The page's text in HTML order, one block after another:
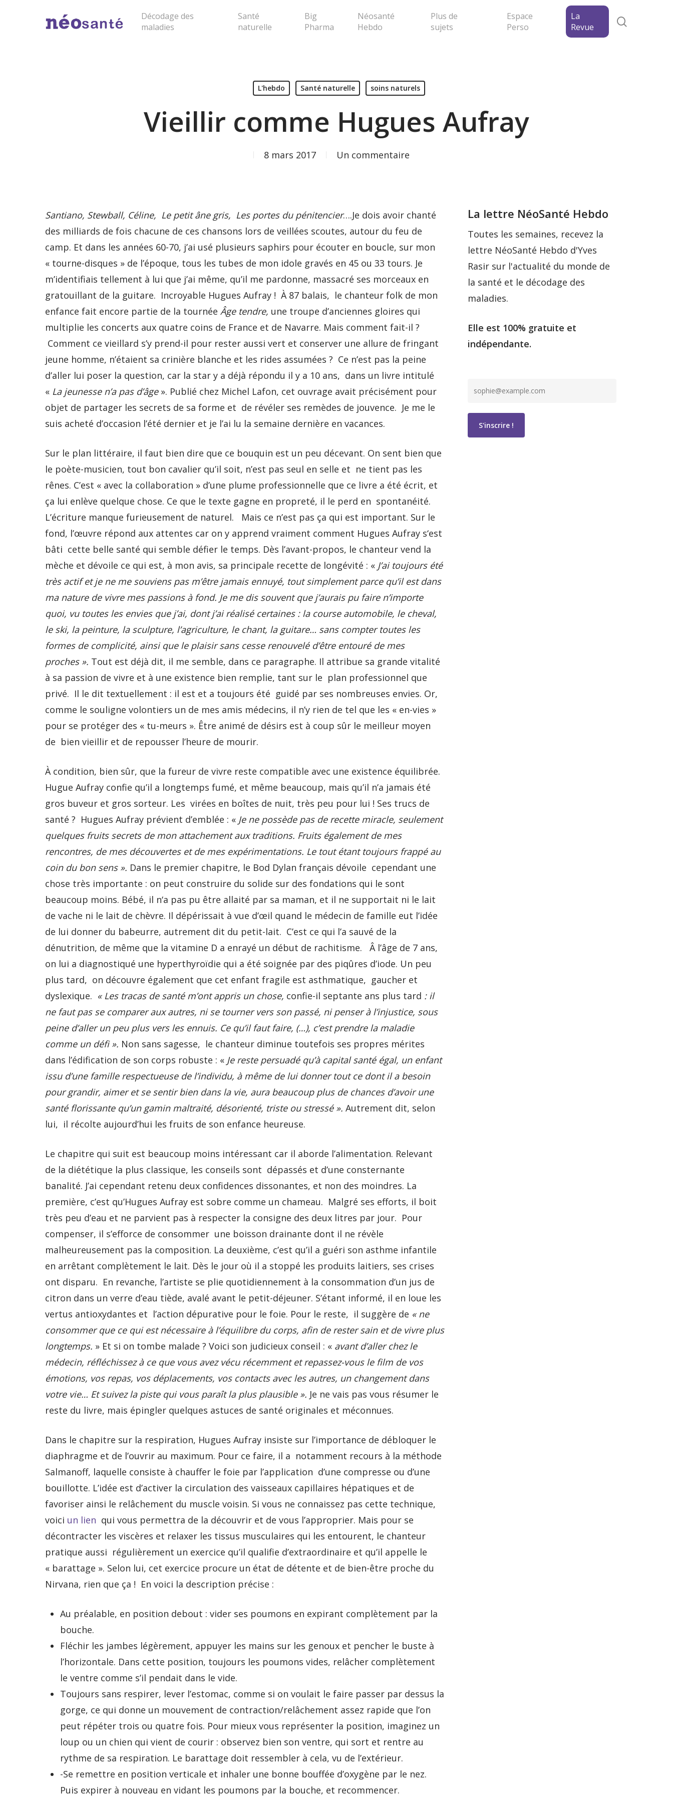
Cliquer sur "entrée" pour lancer la recherche ou Echap pour fermer la popup
Décodage des
maladies
Santé
naturelle
Big
Pharma
Néosanté
Hebdo
Plus de
sujets
Espace
Perso
La
Revue
L'hebdo Santé naturelle soins naturels
Vieillir comme Hugues Aufray
8 mars 2017 Un commentaire
Santiano, Stewball, Céline, Le petit âne gris, Les portes du pénitencier….Je dois avoir chanté
des milliards de fois chacune de ces chansons lors de veillées scoutes, autour du feu de
camp. Et dans les années 60-70, j’ai usé plusieurs saphirs pour écouter en boucle, sur mon
« tourne-disques » de l’époque, tous les tubes de mon idole gravés en 45 ou 33 tours. Je
m’identifiais tellement à lui que j’ai même, qu’il me pardonne, massacré ses morceaux en
gratouillant de la guitare. Incroyable Hugues Aufray ! À 87 balais, le chanteur folk de mon
enfance fait encore partie de la tournée Âge tendre, une troupe d’anciennes gloires qui
multiplie les concerts aux quatre coins de France et de Navarre. Mais comment fait-il ?
Comment ce vieillard s’y prend-il pour rester aussi vert et conserver une allure de fringant
jeune homme, n’étaient sa crinière blanche et les rides assumées ? Ce n’est pas la peine
d’aller lui poser la question, car la star y a déjà répondu il y a 10 ans, dans un livre intitulé
« La jeunesse n’a pas d’âge ». Publié chez Michel Lafon, cet ouvrage avait précisément pour
objet de partager les secrets de sa forme et de révéler ses remèdes de jouvence. Je me le
suis acheté d’occasion l’été dernier et je l’ai lu la semaine dernière en vacances.
Sur le plan littéraire, il faut bien dire que ce bouquin est un peu décevant. On sent bien que
le poète-musicien, tout bon cavalier qu’il soit, n’est pas seul en selle et ne tient pas les
rênes. C’est « avec la collaboration » d’une plume professionnelle que ce livre a été écrit, et
ça lui enlève quelque chose. Ce que le texte gagne en propreté, il le perd en spontanéité.
L’écriture manque furieusement de naturel. Mais ce n’est pas ça qui est important. Sur le
fond, l’œuvre répond aux attentes car on y apprend vraiment comment Hugues Aufray s‘est
bâti cette belle santé qui semble défier le temps. Dès l’avant-propos, le chanteur vend la
mèche et dévoile ce qui est, à mon avis, sa principale recette de longévité : « J’ai toujours été
très actif et je ne me souviens pas m’être jamais ennuyé, tout simplement parce qu’il est dans
ma nature de vivre mes passions à fond. Je me dis souvent que j’aurais pu faire n’importe
quoi, vu toutes les envies que j’ai, dont j’ai réalisé certaines : la course automobile, le cheval,
le ski, la peinture, la sculpture, l’agriculture, le chant, la guitare… sans compter toutes les
formes de complicité, ainsi que le plaisir sans cesse renouvelé d’être entouré de mes
proches ». Tout est déjà dit, il me semble, dans ce paragraphe. Il attribue sa grande vitalité
à sa passion de vivre et à une existence bien remplie, tant sur le plan professionnel que
privé. Il le dit textuellement : il est et a toujours été guidé par ses nombreuses envies. Or,
comme le souligne volontiers un de mes amis médecins, il n’y rien de tel que les « en-vies »
pour se protéger des « tu-meurs ». Être animé de désirs est à coup sûr le meilleur moyen
de bien vieillir et de repousser l’heure de mourir.
À condition, bien sûr, que la fureur de vivre reste compatible avec une existence équilibrée.
Hugue Aufray confie qu’il a longtemps fumé, et même beaucoup, mais qu’il n’a jamais été
gros buveur et gros sorteur. Les virées en boîtes de nuit, très peu pour lui ! Ses trucs de
santé ? Hugues Aufray prévient d’emblée : « Je ne possède pas de recette miracle, seulement
quelques fruits secrets de mon attachement aux traditions. Fruits également de mes
rencontres, de mes découvertes et de mes expérimentations. Le tout étant toujours frappé au
coin du bon sens ». Dans le premier chapitre, le Bod Dylan français dévoile cependant une
chose très importante : on peut construire du solide sur des fondations qui le sont
beaucoup moins. Bébé, il n‘a pas pu être allaité par sa maman, et il ne supportait ni le lait
de vache ni le lait de chèvre. Il dépérissait à vue d’œil quand le médecin de famille eut l’idée
de lui donner du babeurre, autrement dit du petit-lait. C’est ce qui l’a sauvé de la
dénutrition, de même que la vitamine D a enrayé un début de rachitisme. Â l’âge de 7 ans,
on lui a diagnostiqué une hyperthyroïdie qui a été soignée par des piqûres d’iode. Un peu
plus tard, on découvre également que cet enfant fragile est asthmatique, gaucher et
dyslexique. « Les tracas de santé m’ont appris un chose, confie-il septante ans plus tard : il
ne faut pas se comparer aux autres, ni se tourner vers son passé, ni penser à l’injustice, sous
peine d’aller un peu plus vers les ennuis. Ce qu’il faut faire, (…), c’est prendre la maladie
comme un défi ». Non sans sagesse, le chanteur diminue toutefois ses propres mérites
dans l’édification de son corps robuste : « Je reste persuadé qu’à capital santé égal, un enfant
issu d’une famille respectueuse de l’individu, à même de lui donner tout ce dont il a besoin
pour grandir, aimer et se sentir bien dans la vie, aura beaucoup plus de chances d’avoir une
santé florissante qu’un gamin maltraité, désorienté, triste ou stressé ». Autrement dit, selon
lui, il récolte aujourd’hui les fruits de son enfance heureuse.
Le chapitre qui suit est beaucoup moins intéressant car il aborde l’alimentation. Relevant
de la diététique la plus classique, les conseils sont dépassés et d’une consternante
banalité. J’ai cependant retenu deux confidences dissonantes, et non des moindres. La
première, c’est qu’Hugues Aufray est sobre comme un chameau. Malgré ses efforts, il boit
très peu d’eau et ne parvient pas à respecter la consigne des deux litres par jour. Pour
compenser, il s’efforce de consommer une boisson drainante dont il ne révèle
malheureusement pas la composition. La deuxième, c’est qu’il a guéri son asthme infantile
en arrêtant complètement le lait. Dès le jour où il a stoppé les produits laitiers, ses crises
ont disparu. En revanche, l’artiste se plie quotidiennement à la consommation d’un jus de
citron dans un verre d’eau tiède, avalé avant le petit-déjeuner. S’étant informé, il en loue les
vertus antioxydantes et l’action dépurative pour le foie. Pour le reste, il suggère de « ne
consommer que ce qui est nécessaire à l’équilibre du corps, afin de rester sain et de vivre plus
longtemps. » Et si on tombe malade ? Voici son judicieux conseil : « avant d’aller chez le
médecin, réfléchissez à ce que vous avez vécu récemment et repassez-vous le film de vos
émotions, vos repas, vos déplacements, vos contacts avec les autres, un changement dans
votre vie… Et suivez la piste qui vous paraît la plus plausible ». Je ne vais pas vous résumer le
reste du livre, mais épingler quelques astuces de santé originales et méconnues.
Dans le chapitre sur la respiration, Hugues Aufray insiste sur l’importance de débloquer le
diaphragme et de l’ouvrir au maximum. Pour ce faire, il a notamment recours à la méthode
Salmanoff, laquelle consiste à chauffer le foie par l’application d’une compresse ou d’une
bouillotte. L’idée est d’activer la circulation des vaisseaux capillaires hépatiques et de
favoriser ainsi le relâchement du muscle voisin. Si vous ne connaissez pas cette technique,
voici un lien qui vous permettra de la découvrir et de vous l’approprier. Mais pour se
décontracter les viscères et relaxer les tissus musculaires qui les entourent, le chanteur
pratique aussi régulièrement un exercice qu’il qualifie d’extraordinaire et qu’il appelle le
« barattage ». Selon lui, cet exercice procure un état de détente et de bien-être proche du
Nirvana, rien que ça ! En voici la description précise :
Au préalable, en position debout : vider ses poumons en expirant complètement par la
bouche.
Fléchir les jambes légèrement, appuyer les mains sur les genoux et pencher le buste à
l’horizontale. Dans cette position, toujours les poumons vides, relâcher complètement
le ventre comme s’il pendait dans le vide.
Toujours sans respirer, lever l’estomac, comme si on voulait le faire passer par dessus la
gorge, ce qui donne un mouvement de contraction/relâchement assez rapide que l’on
peut répéter trois ou quatre fois. Pour mieux vous représenter la position, imaginez un
loup ou un chien qui vient de courir : observez bien son ventre, qui sort et rentre au
rythme de sa respiration. Le barattage doit ressembler à cela, vu de l’extérieur.
-Se remettre en position verticale et inhaler une bonne bouffée d’oxygène par le nez.
Puis expirer à nouveau en vidant les poumons par la bouche, et recommencer.
La lettre NéoSanté Hebdo
Toutes les semaines, recevez la
lettre NéoSanté Hebdo d'Yves
Rasir sur l'actualité du monde de
la santé et le décodage des
maladies.
Elle est 100% gratuite et
indépendante.